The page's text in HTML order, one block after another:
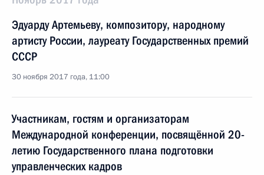
Эдуарду Артемьеву, композитору, народному
артисту России, лауреату Государственных премий
СССР
30 ноября 2017 года, 11:00
Участникам, гостям и организаторам
Международной конференции, посвящённой 20-
летию Государственного плана подготовки
управленческих кадров